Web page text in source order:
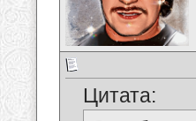
Цитата: